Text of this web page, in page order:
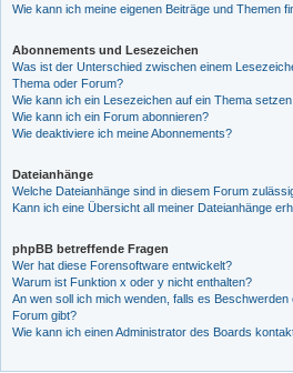
Wie kann ich meine eigenen Beiträge und Themen
Abonnements und Lesezeichen
Was ist der Unterschied zwischen einem
Thema oder Forum?
Wie kann ich ein Lesezeichen auf ein Thema
Wie kann ich ein Forum abonnieren?
Wie deaktiviere ich meine Abonnements?
Dateianhänge
Welche Dateianhänge sind in diesem Forum
Kann ich eine Übersicht all meiner Dateianhänge
phpBB betreffende Fragen
Wer hat diese Forensoftware entwickelt?
Warum ist Funktion x oder y nicht enthalten?
An wen soll ich mich wenden, falls es
Forum gibt?
Wie kann ich einen Administrator des Boards